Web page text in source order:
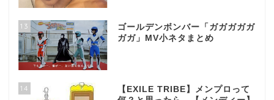
13
ゴールデンボンバー「ガガガガガ
ガガ」MV小ネタまとめ
14
【EXILE TRIBE】メンプロって